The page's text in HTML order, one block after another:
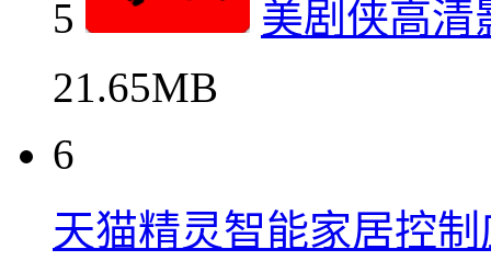
5
美剧侠高清
21.65MB
6
天猫精灵智能家居控